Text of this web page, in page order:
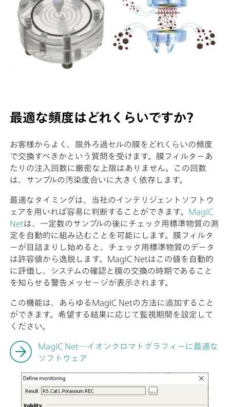
最適な頻度はどれくらいですか?
お客様からよく、限外ろ過セルの膜をどれくらいの頻度
で交換すべきかという質問を受けます。膜フィルターあ
たりの注入回数に厳密な上限はありません。この回数
は、サンプルの汚染度合いに大きく依存します。
最適なタイミングは、当社のインテリジェントソフトウ
ェアを用いれば容易に判断することができます。
MagIC
Netは、一定数のサンプルの後にチェック用標準物質の測
定を自動的に組み込むことを可能にします。膜フィルタ
ーが目詰まりし始めると、チェック用標準物質のデータ
は許容値から逸脱します。MagIC Netはこの値を自動的
に評価し、システムの確認と膜の交換の時期であること
を知らせる警告メッセージが表示されます。
この機能は、あらゆるMagIC Netの方法に追加すること
ができます。希望する結果に応じて監視期間を設定して
ください。
MagIC Net―イオンクロマトグラフィーに最適な
ソフトウェア